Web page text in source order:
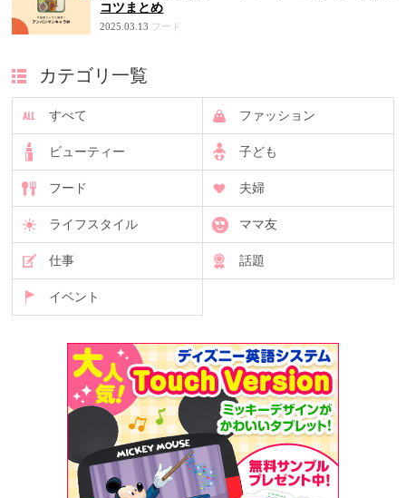
コツまとめ
2025.03.13 フード
カテゴリ一覧
すべて ファッション
ビューティー 子ども
フード 夫婦
ライフスタイル ママ友
仕事 話題
イベント